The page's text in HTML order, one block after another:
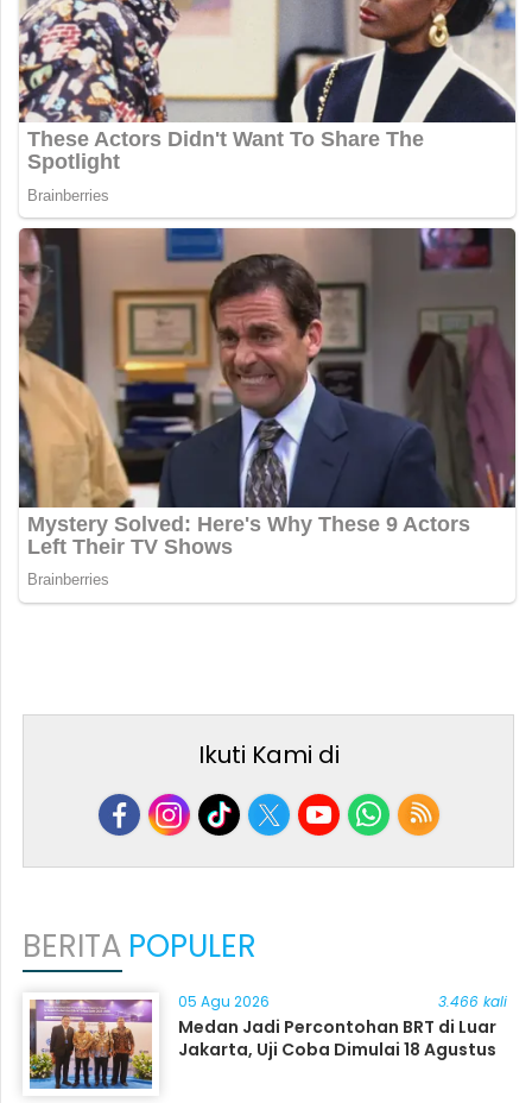
Ikuti Kami di
BERITA POPULER
05 Agu 2026 3.466 kali
Medan Jadi Percontohan BRT di Luar
Jakarta, Uji Coba Dimulai 18 Agustus